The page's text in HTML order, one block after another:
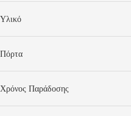
Υλικό
Πόρτα
Χρόνος Παράδοσης